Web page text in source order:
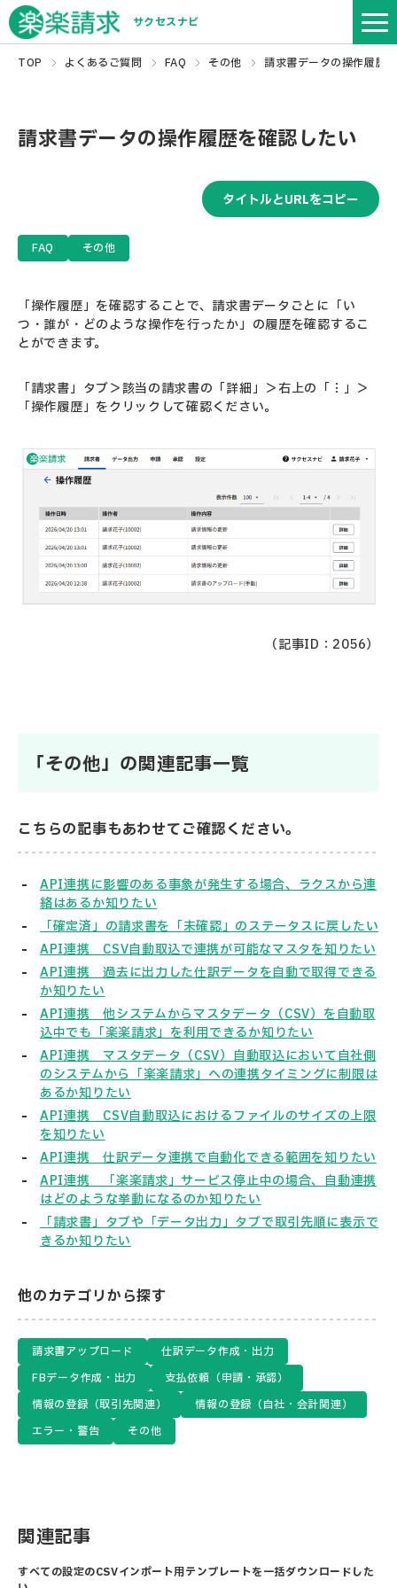
サクセスナビ
TOP よくあるご質問 FAQ その他 請求書データの操作履歴
請求書データの操作履歴を確認したい
タイトルとURLをコピー
FAQ その他
「操作履歴」を確認することで、請求書データごとに「い
つ・誰が・どのような操作を行ったか」の履歴を確認するこ
とができます。
「請求書」タブ＞該当の請求書の「詳細」＞右上の「︙」＞
「操作履歴」をクリックして確認ください。
（記事ID：2056）
「その他」の関連記事一覧
こちらの記事もあわせてご確認ください。
API連携に影響のある事象が発生する場合、ラクスから連
絡はあるか知りたい
「確定済」の請求書を「未確認」のステータスに戻したい
API連携 CSV自動取込で連携が可能なマスタを知りたい
API連携 過去に出力した仕訳データを自動で取得できる
か知りたい
API連携 他システムからマスタデータ（CSV）を自動取
込中でも「楽楽請求」を利用できるか知りたい
API連携 マスタデータ（CSV）自動取込において自社側
のシステムから「楽楽請求」への連携タイミングに制限は
あるか知りたい
API連携 CSV自動取込におけるファイルのサイズの上限
を知りたい
API連携 仕訳データ連携で自動化できる範囲を知りたい
API連携 「楽楽請求」サービス停止中の場合、自動連携
はどのような挙動になるのか知りたい
「請求書」タブや「データ出力」タブで取引先順に表示で
きるか知りたい
他のカテゴリから探す
請求書アップロード
仕訳データ作成・出力
FBデータ作成・出力
支払依頼（申請・承認）
情報の登録（取引先関連）
情報の登録（自社・会計関連）
エラー・警告
その他
関連記事
すべての設定のCSVインポート用テンプレートを一括ダウンロードした